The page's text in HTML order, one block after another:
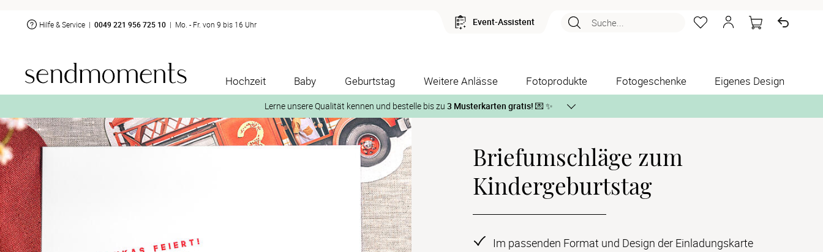
Hilfe & Service | 0049 221 956 725 10 | Mo. - Fr. von 9 bis 16 Uhr Event-Assistent Suche...
Hochzeit Baby Geburtstag Weitere Anlässe Fotoprodukte Fotogeschenke Eigenes Design
Lerne unsere Qualität kennen und bestelle bis zu 3 Musterkarten gratis! 💌 ✨
Und so geht‘s:
1. Wähle bis zu 3 Kartendesigns
auf der jeweiligen Produktseite und lasse Dir die Karten kostenlos per Post zusenden.
Briefumschläge zum
Kindergeburtstag
Im passenden Format und Design der Einladungskarte